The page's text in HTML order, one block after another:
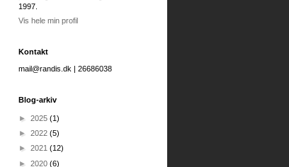
1997.
Vis hele min profil
Kontakt
mail@randis.dk | 26686038
Blog-arkiv
► 2025 (1)
► 2022 (5)
► 2021 (12)
► 2020 (6)